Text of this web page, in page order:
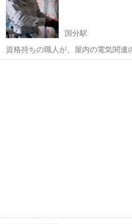
にお問い合わせ下さい。 ...
国分駅
資格持ちの職人が、屋内の電気関連
ど行います。 お気軽にお声掛けく